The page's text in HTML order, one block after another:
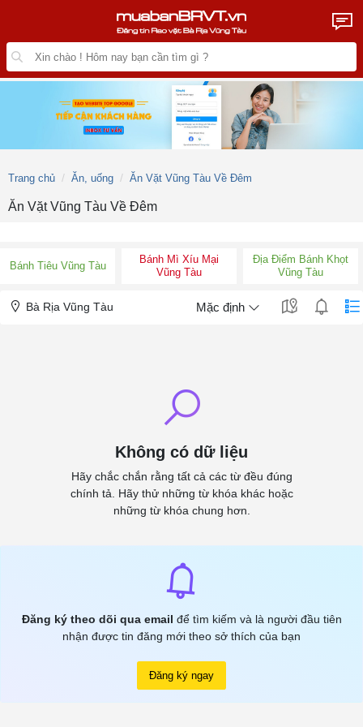
Trang chủ Ăn, uống Ăn Vặt Vũng Tàu Về Đêm
Ăn Vặt Vũng Tàu Về Đêm
Bánh Tiêu Vũng Tàu
Bánh Mì Xíu Mại
Vũng Tàu
Địa Điểm Bánh Khọt
Vũng Tàu
Bà Rịa Vũng Tàu Mặc định
Không có dữ liệu
Hãy chắc chắn rằng tất cả các từ đều đúng
chính tả. Hãy thử những từ khóa khác hoặc
những từ khóa chung hơn.
Đăng ký theo dõi qua email để tìm kiếm và là người đầu tiên
nhận được tin đăng mới theo sở thích của bạn
Đăng ký ngay